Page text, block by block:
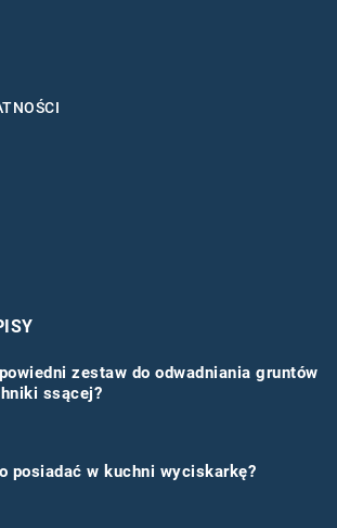
zestaw do odwadniania gruntów
ssącej?
posiadać w kuchni wyciskarkę?